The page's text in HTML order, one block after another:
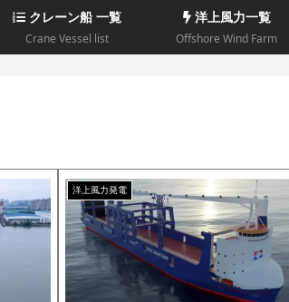
クレーン船 一覧
Crane Vessel list
洋上風力一覧
Offshore Wind Farm
洋上風力発電